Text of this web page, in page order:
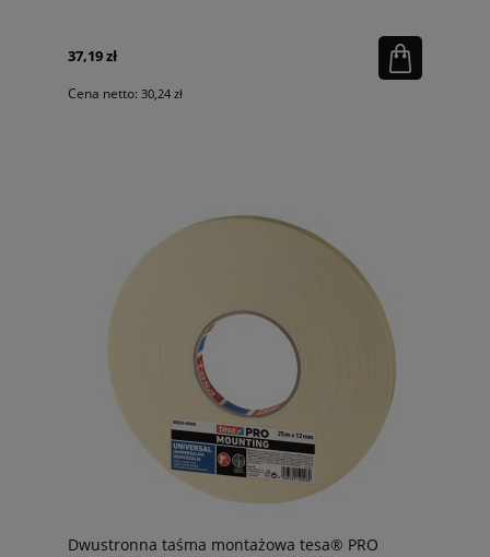
37,19 zł
Cena netto: 30,24 zł
Dwustronna taśma montażowa tesa® PRO